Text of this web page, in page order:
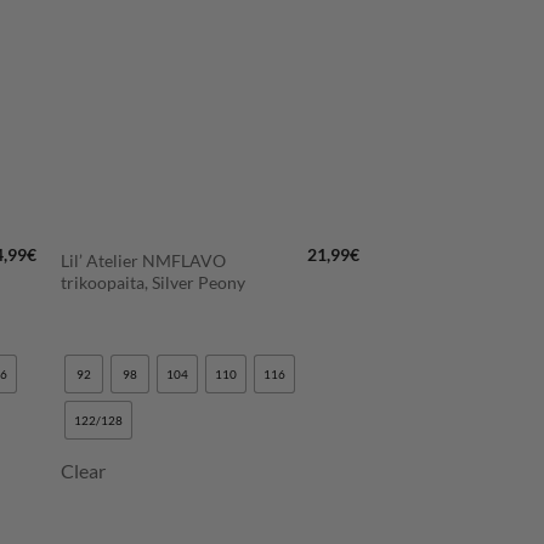
€
Lil’ Atelier NMFLAVO
trikoopaita, Silver Peony
21,99€
92 98 104 110 116
122/128
Clear